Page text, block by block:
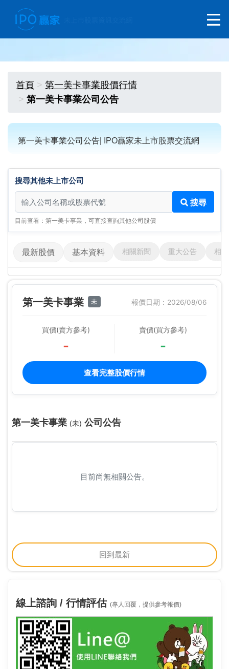
首頁
第一美卡事業股價行情
第一美卡事業公司公告
第一美卡事業公司公告| IPO贏家未上市股票交流網
搜尋其他未上市公司
搜尋其他未上市公司
搜尋
目前查看：第一美卡事業，可直接查詢其他公司股價
最新股價 基本資料 相關新聞 重大公告 相
第一美卡事業 未 報價日期：2026/08/06
買價(賣方參考)
-
賣價(買方參考)
-
查看完整股價行情
第一美卡事業 (未) 公司公告
目前尚無相關公告。
回到最新
線上諮詢 / 行情評估 (專人回覆，提供參考報價)